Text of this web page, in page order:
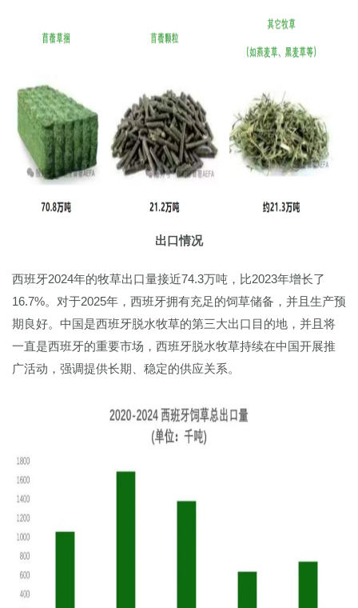
出口情况
西班牙2024年的牧草出口量接近74.3万吨，比2023年增长了
16.7%。对于2025年，西班牙拥有充足的饲草储备，并且生产预
期良好。中国是西班牙脱水牧草的第三大出口目的地，并且将
一直是西班牙的重要市场，西班牙脱水牧草持续在中国开展推
广活动，强调提供长期、稳定的供应关系。